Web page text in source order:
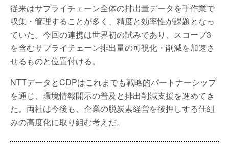
従来はサプライチェーン全体の排出量データを手作業で
収集・管理することが多く、精度と効率性が課題となっ
ていた。今回の連携は世界初の試みであり、スコープ3
を含むサプライチェーン排出量の可視化・削減を加速さ
せるものと位置付ける。
NTTデータとCDPはこれまでも戦略的パートナーシップ
を通じ、環境情報開示の普及と排出削減支援を進めてき
た。両社は今後も、企業の脱炭素経営を後押しする仕組
みの高度化に取り組む考えだ。